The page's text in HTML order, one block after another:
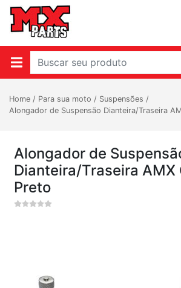
Home / Para sua moto / Suspensões /
Alongador de Suspensão Dianteira/Traseira
Alongador de
Dianteira/Traseira AMX
Preto